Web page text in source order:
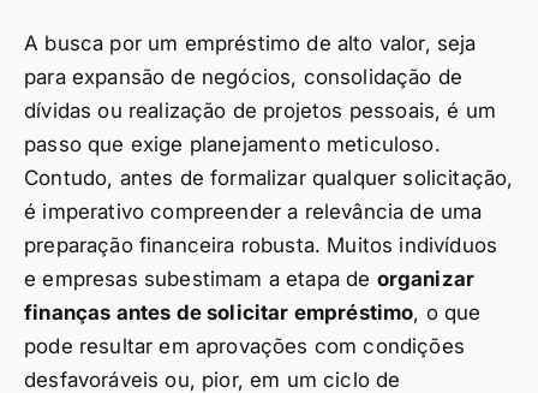
A busca por um empréstimo de alto valor, seja
para expansão de negócios, consolidação de
dívidas ou realização de projetos pessoais, é um
passo que exige planejamento meticuloso.
Contudo, antes de formalizar qualquer solicitação,
é imperativo compreender a relevância de uma
preparação financeira robusta. Muitos indivíduos
e empresas subestimam a etapa de organizar
finanças antes de solicitar empréstimo, o que
pode resultar em aprovações com condições
desfavoráveis ou, pior, em um ciclo de